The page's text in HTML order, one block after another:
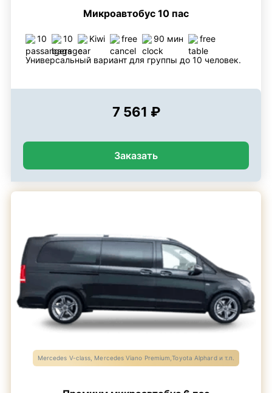
Микроавтобус 10 пас
10 10 Kiwi free 90 мин free
Универсальный вариант для группы до 10 человек.
7 561 ₽
Заказать
Mercedes V-class, Mercedes Viano Premium,Toyota Alphard и т.п.